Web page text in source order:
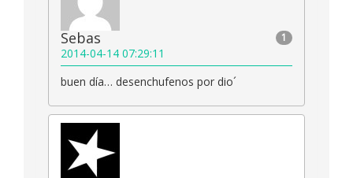
1
Sebas
2014-04-14 07:29:11
buen día… desenchufenos por dio´